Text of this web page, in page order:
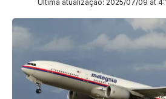
Última atualização: 2025/07/09 at